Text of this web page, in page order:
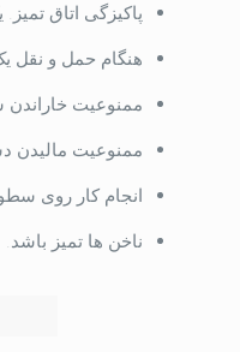
پاکیزگی اتاق
هنگام حمل و نقل
ممنوعیت
ممنوعیت مالیدن
انجام کار روی
ناخن ها تمیز باشد.